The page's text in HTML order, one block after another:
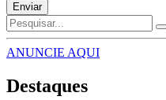
Enviar
ANUNCIE AQUI
Destaques